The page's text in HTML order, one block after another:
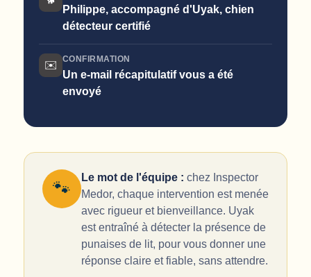
Philippe, accompagné d'Uyak, chien
détecteur certifié
✉️ CONFIRMATION
Un e-mail récapitulatif vous a été
envoyé
🐾
Le mot de l'équipe : chez Inspector
Medor, chaque intervention est menée
avec rigueur et bienveillance. Uyak
est entraîné à détecter la présence de
punaises de lit, pour vous donner une
réponse claire et fiable, sans attendre.